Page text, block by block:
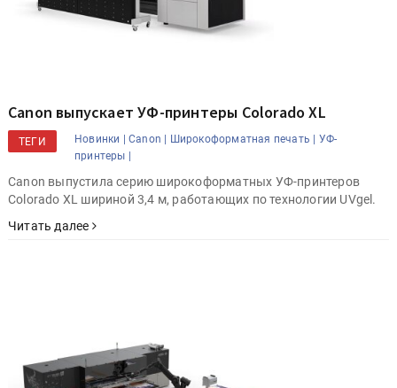
Canon выпускает УФ-принтеры Colorado XL
ТЕГИ Новинки | Canon | Широкоформатная печать |
УФ-
принтеры |
Canon выпустила серию широкоформатных УФ-принтеров
Colorado XL шириной 3,4 м, работающих по технологии UVgel.
Читать далее